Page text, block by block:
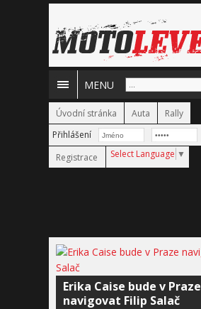
MENU
Úvodní stránka Auta
Rally
Přihlášení
Registrace
Select Language ▼
Erika Caise bude v Praze
navigovat Filip Salač